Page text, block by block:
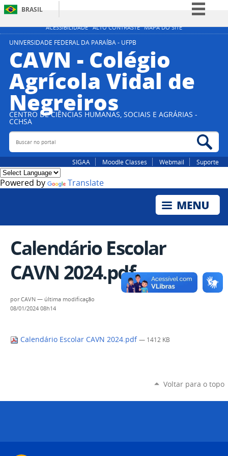
ACESSIBILIDADE ALTO CONTRASTE MAPA DO SITE
BRASIL
Simplifique!
Participe
Acesso à informação
Legislação
UNIVERSIDADE FEDERAL DA PARAÍBA - UFPB
CAVN - Colégio
Agrícola Vidal de
Negreiros
CENTRO DE CIÊNCIAS HUMANAS, SOCIAIS E AGRÁRIAS -
CCHSA
Buscar no portal
SIGAA Moodle Classes Webmail Suporte
Powered by Translate
Calendário Escolar
CAVN 2024.pdf
porCAVN — última modificação
08/01/2024 08h14
Calendário Escolar CAVN 2024.pdf — 1412 KB
Voltar para o topo